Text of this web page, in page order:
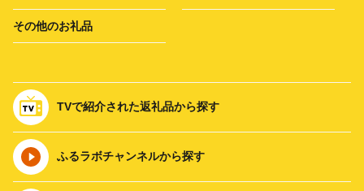
その他のお礼品
TVで紹介された返礼品から探す
ふるラボチャンネルから探す